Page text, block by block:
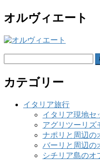
オルヴィエート
カテゴリー
イタリア旅行
イタリア現地セ
アグリツーリズ
ナポリと周辺の
バーリと周辺の
シチリア島のオ